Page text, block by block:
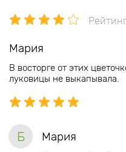
Мария
В восторге от этих
луковицы не выкапывала.
Б Мария